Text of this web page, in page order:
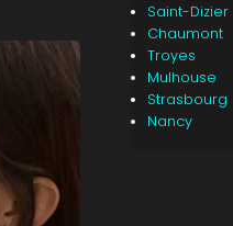
Saint-Dizier
Chaumont
Troyes
Mulhouse
Strasbourg
Nancy